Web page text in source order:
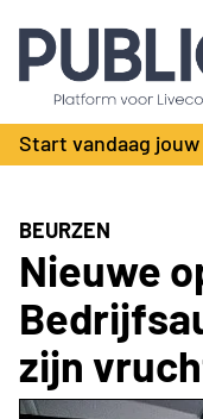
Industry
Vacatures
Kalender
Producten
Bedrijvengids
Locatie Finder
Contact
Adverteren
Abonnementen
Start vandaag
BEURZEN
Nieuwe
zijn